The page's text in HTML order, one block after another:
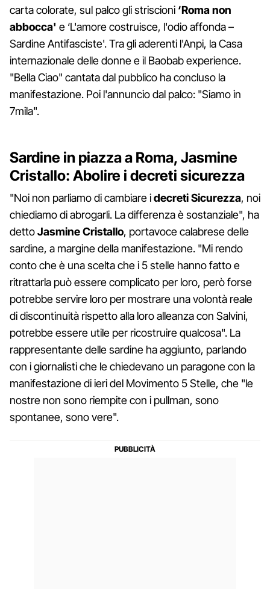
carta colorate, sul palco gli striscioni ‘Roma non
abbocca' e ‘L'amore costruisce, l'odio affonda –
Sardine Antifasciste'. Tra gli aderenti l'Anpi, la Casa
internazionale delle donne e il Baobab experience.
"Bella Ciao" cantata dal pubblico ha concluso la
manifestazione. Poi l'annuncio dal palco: "Siamo in
7mila".
Sardine in piazza a Roma, Jasmine
Cristallo: Abolire i decreti sicurezza
"Noi non parliamo di cambiare idecreti Sicurezza, noi
chiediamo di abrogarli. La differenza è sostanziale", ha
dettoJasmine Cristallo, portavoce calabrese delle
sardine, a margine della manifestazione. "Mi rendo
conto che è una scelta che i 5 stelle hanno fatto e
ritrattarla può essere complicato per loro, però forse
potrebbe servire loro per mostrare una volontà reale
di discontinuità rispetto alla loro alleanza con Salvini,
potrebbe essere utile per ricostruire qualcosa". La
rappresentante delle sardine ha aggiunto, parlando
con i giornalisti che le chiedevano un paragone con la
manifestazione di ieri del Movimento 5 Stelle, che "le
nostre non sono riempite con i pullman, sono
spontanee, sono vere".